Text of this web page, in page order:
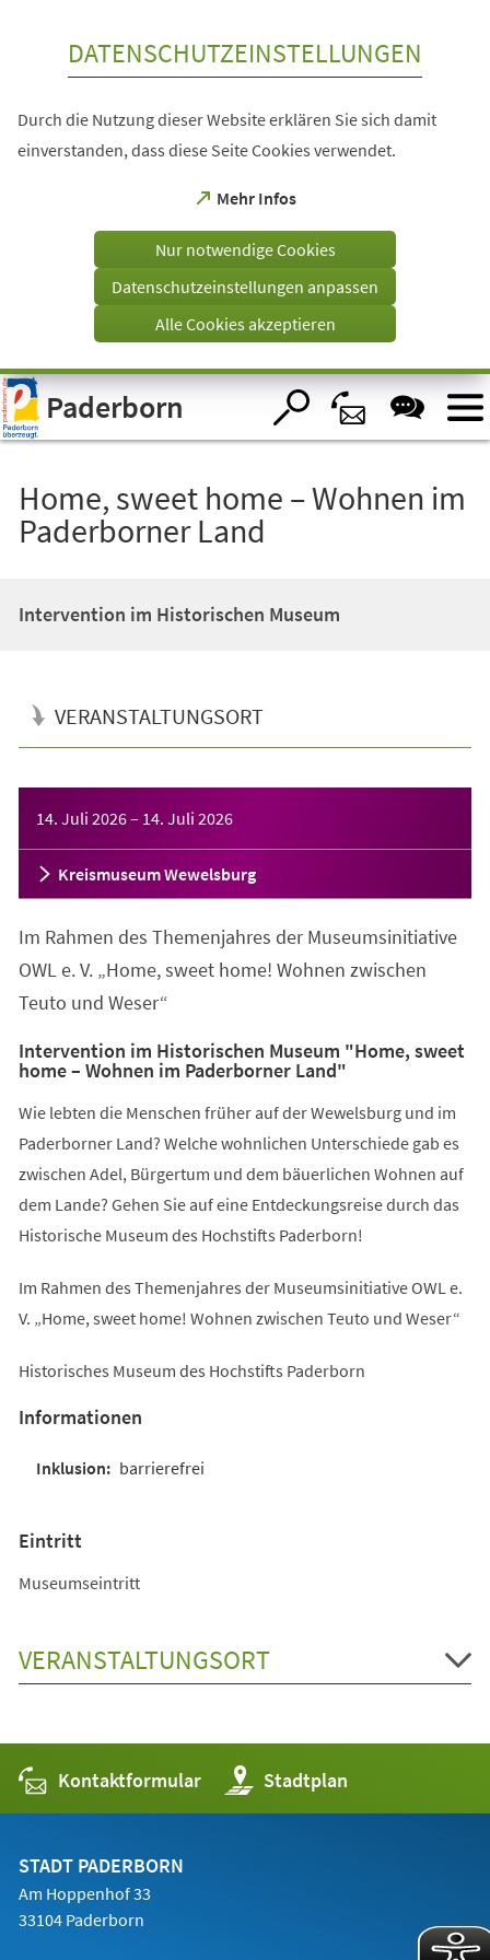
Visuelle
Assistenzsoftware
öffnen.
DATENSCHUTZEINSTELLUNGEN
Durch die Nutzung dieser Website erklären Sie sich damit
einverstanden, dass diese Seite Cookies verwendet.
Mehr Infos
(Öffnet
einem
Tab)
Nur notwendige Cookies
Datenschutzeinstellungen anpassen
Alle Cookies akzeptieren
Paderborn
Home, sweet home – Wohnen im
Paderborner Land
Intervention im Historischen Museum
VERANSTALTUNGSORT
14. Juli 2026– 14. Juli 2026
Kreismuseum Wewelsburg
Im Rahmen des Themenjahres der Museumsinitiative
OWL e. V. „Home, sweet home! Wohnen zwischen
Teuto und Weser“
Intervention im Historischen Museum "Home, sweet
home – Wohnen im Paderborner Land"
Wie lebten die Menschen früher auf der Wewelsburg und im
Paderborner Land? Welche wohnlichen Unterschiede gab es
zwischen Adel, Bürgertum und dem bäuerlichen Wohnen auf
dem Lande? Gehen Sie auf eine Entdeckungsreise durch das
Historische Museum des Hochstifts Paderborn!
Im Rahmen des Themenjahres der Museumsinitiative OWL e.
V. „Home, sweet home! Wohnen zwischen Teuto und Weser“
Historisches Museum des Hochstifts Paderborn
Informationen
barrierefrei
Eintritt
Museumseintritt
VERANSTALTUNGSORT
Kontaktformular Stadtplan
(Öffnet
in
einem
STADT PADERBORN
Am Hoppenhof 33
33104 Paderborn